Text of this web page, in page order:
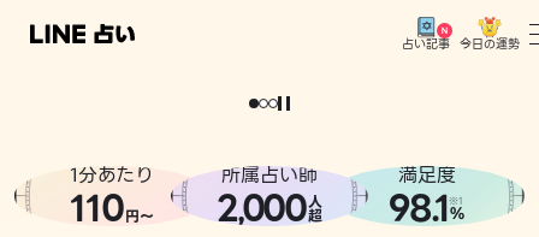
占い記事 今日の運勢
相談事例
どうせなら
。
1分あたり
110円〜
所属占い師
2,000人
超
満足度
98.1※1
%